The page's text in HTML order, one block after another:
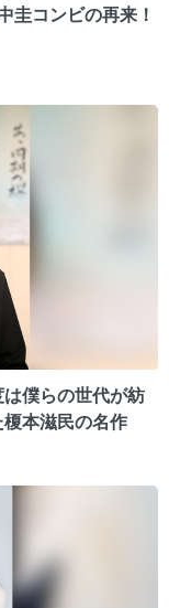
圭コンビの再来！
僕らの世代が紡
本滋民の名作